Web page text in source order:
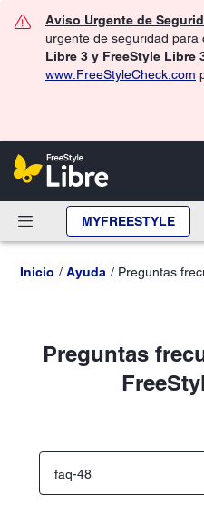
Aviso Urgente de
urgente de seguridad para
Libre 3 y FreeStyle Libre
www.FreeStyleCheck.com
MYFREESTYLE
Inicio Ayuda Preguntas
Preguntas